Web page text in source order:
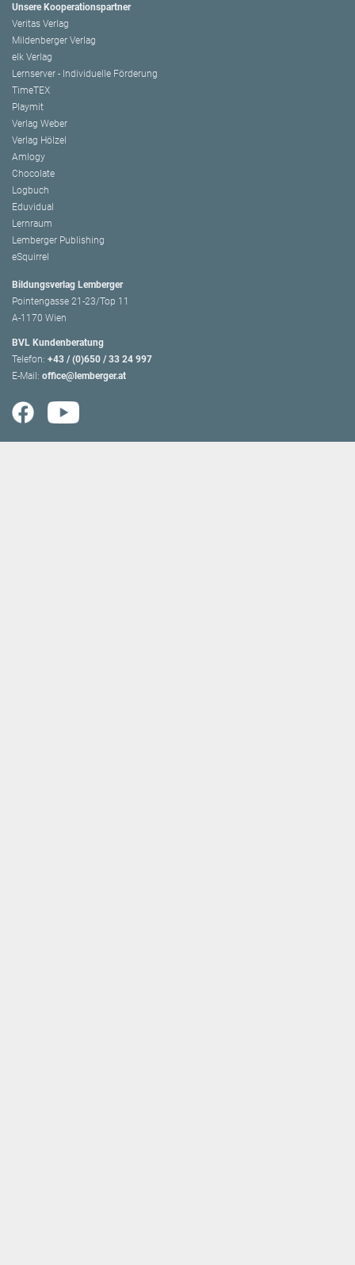
Unsere Kooperationspartner
Veritas Verlag
Mildenberger Verlag
elk Verlag
Lernserver - Individuelle Förderung
TimeTEX
Playmit
Verlag Weber
Verlag Hölzel
Amlogy
Chocolate
Logbuch
Eduvidual
Lernraum
Lemberger Publishing
eSquirrel
Bildungsverlag Lemberger
Pointengasse 21-23/Top 11
A-1170 Wien
BVL Kundenberatung
Telefon: +43 / (0)650 / 33 24 997
E-Mail: office@lemberger.at